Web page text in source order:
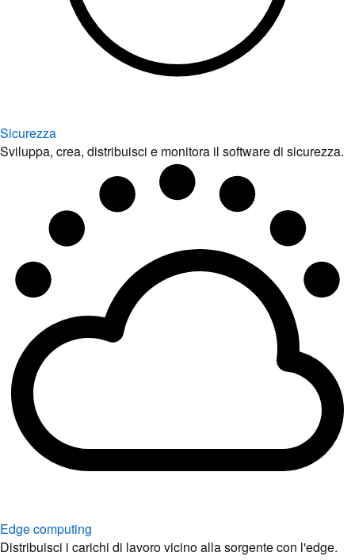
Sicurezza
Sviluppa, crea, distribuisci e monitora il software di sicurezza.
Edge computing
Distribuisci i carichi di lavoro vicino alla sorgente con l'edge.